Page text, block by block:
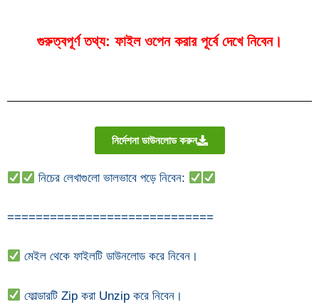
গুরুত্বপূর্ণ তথ্য: ফাইল ওপেন করার পূর্বে দেখে নিবেন।
নির্দেশনা ডাউনলোড করুন
নিচের লেখাগুলো ভালভাবে পড়ে নিবেন:
=============================
মেইল থেকে ফাইলটি ডাউনলোড করে নিবেন।
ফোল্ডারটি Zip করা Unzip করে নিবেন।